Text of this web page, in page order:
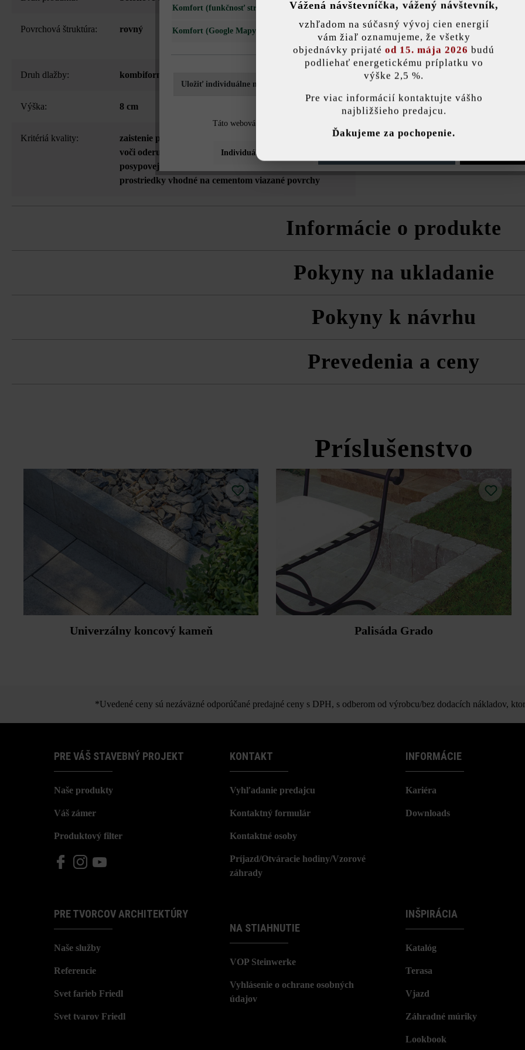
Povrchová štruktúra: rovný Zaťažiteľnosť:
Druh dlažby: kombiformát Účel použitia:
Výška: 8 cm Hrana:
Kritériá kvality: zaistenie proti posunutiu (VG4)
voči oderu
, v celej hrúbke odolný voči mrazu a
posypovej soli - možno použiť iba rozmrazovacie
prostriedky vhodné na cementom viazané povrchy
Informácie o produkte
V informáciách o formáte produktov so systémom VG4 je zohľadnený podiel škár vyplývajúci z
Pokyny na ukladanie
Pokyny k návrhu
Prevedenia a ceny
Príslušenstvo
Univerzálny koncový kameň Palisáda Grado
*Uvedené ceny sú nezáväzné odporúčané predajné ceny s DPH, s odberom od výrobcu/bez dodacích nákladov,
PRE VÁŠ STAVEBNÝ PROJEKT
Naše produkty
Váš zámer
Produktový filter
PRE TVORCOV ARCHITEKTÚRY
Naše služby
Referencie
Svet farieb Friedl
Svet tvarov Friedl
KONTAKT
Vyhľadanie predajcu
Kontaktný formulár
Kontaktné osoby
Príjazd/Otváracie hodiny/Vzorové
záhrady
NA STIAHNUTIE
VOP Steinwerke
Vyhlásenie o ochrane osobných
údajov
INFORMÁCIE
Kariéra
Downloads
INŠPIRÁCIA
Katalóg
Terasa
Vjazd
Záhradné múriky
Lookbook
Komfort (funkčnosť stránky)
Komfort (Google Mapy)
Uložiť individuálne nastavenie
Táto webová stránka používa súbory cookie, aby vám ponúkla najlepšiu možnú funkčnosť...
Individuálne nastavenia Povoliť všetky
Vážená návštevníčka, vážený návštevník,
vzhľadom na súčasný vývoj cien energií
vám žiaľ oznamujeme, že všetky
objednávky prijaté od 15. mája 2026 budú
podliehať energetickému príplatku vo
výške 2,5 %.
Pre viac informácií kontaktujte vášho
najbližšieho predajcu.
Ďakujeme za pochopenie.